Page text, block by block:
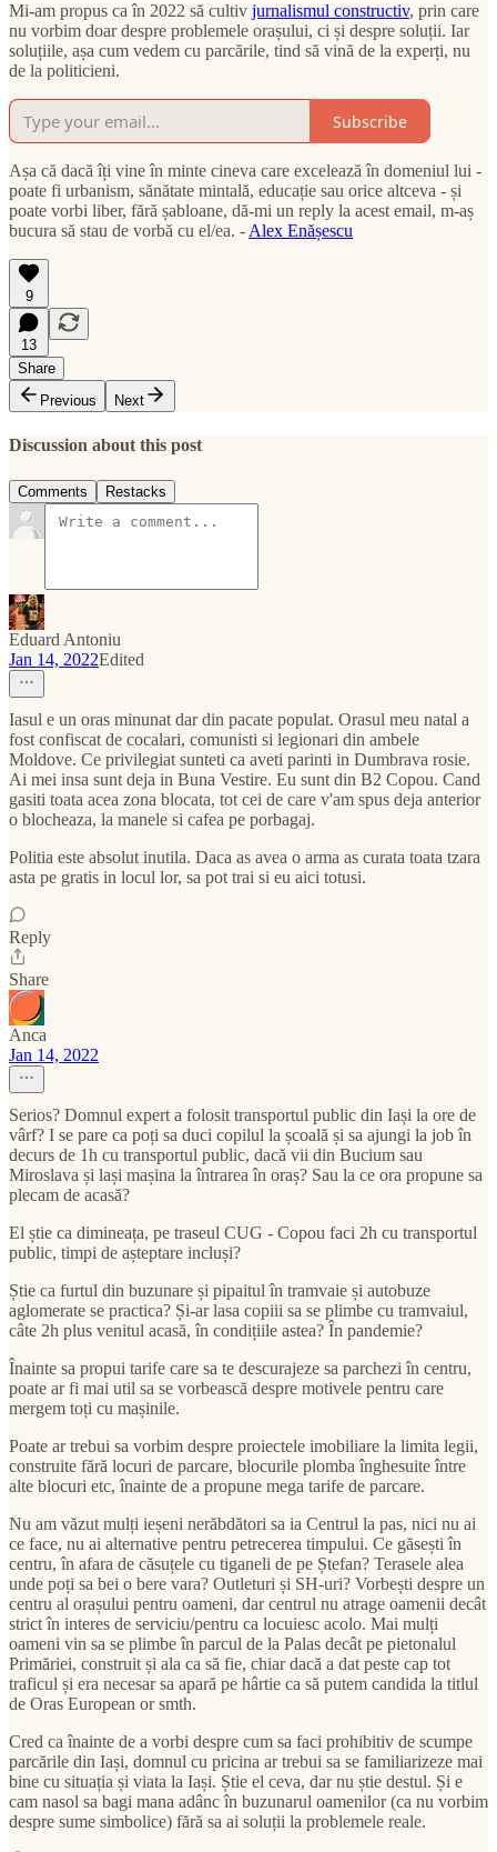
Mi-am propus ca în 2022 să cultiv jurnalismul constructiv, prin care
nu vorbim doar despre problemele orașului, ci și despre soluții. Iar
soluțiile, așa cum vedem cu parcările, tind să vină de la experți, nu
de la politicieni.
Subscribe
Așa că dacă îți vine în minte cineva care excelează în domeniul lui -
poate fi urbanism, sănătate mintală, educație sau orice altceva - și
poate vorbi liber, fără șabloane, dă-mi un reply la acest email, m-aș
bucura să stau de vorbă cu el/ea. - Alex Enășescu
9
13
Share
Previous
Next
Discussion about this post
Comments Restacks
Eduard Antoniu
Jan 14, 2022Edited
Iasul e un oras minunat dar din pacate populat. Orasul meu natal a
fost confiscat de cocalari, comunisti si legionari din ambele
Moldove. Ce privilegiat sunteti ca aveti parinti in Dumbrava rosie.
Ai mei insa sunt deja in Buna Vestire. Eu sunt din B2 Copou. Cand
gasiti toata acea zona blocata, tot cei de care v'am spus deja anterior
o blocheaza, la manele si cafea pe porbagaj.
Politia este absolut inutila. Daca as avea o arma as curata toata tzara
asta pe gratis in locul lor, sa pot trai si eu aici totusi.
Reply
Share
Anca
Jan 14, 2022
Serios? Domnul expert a folosit transportul public din Iași la ore de
vârf? I se pare ca poți sa duci copilul la școală și sa ajungi la job în
decurs de 1h cu transportul public, dacă vii din Bucium sau
Miroslava și lași mașina la întrarea în oraș? Sau la ce ora propune sa
plecam de acasă?
El știe ca dimineața, pe traseul CUG - Copou faci 2h cu transportul
public, timpi de așteptare incluși?
Știe ca furtul din buzunare și pipaitul în tramvaie și autobuze
aglomerate se practica? Și-ar lasa copiii sa se plimbe cu tramvaiul,
câte 2h plus venitul acasă, în condițiile astea? În pandemie?
Înainte sa propui tarife care sa te descurajeze sa parchezi în centru,
poate ar fi mai util sa se vorbească despre motivele pentru care
mergem toți cu mașinile.
Poate ar trebui sa vorbim despre proiectele imobiliare la limita legii,
construite fără locuri de parcare, blocurile plomba înghesuite între
alte blocuri etc, înainte de a propune mega tarife de parcare.
Nu am văzut mulți ieșeni nerăbdători sa ia Centrul la pas, nici nu ai
ce face, nu ai alternative pentru petrecerea timpului. Ce găsești în
centru, în afara de căsuțele cu tiganeli de pe Ștefan? Terasele alea
unde poți sa bei o bere vara? Outleturi și SH-uri? Vorbești despre un
centru al orașului pentru oameni, dar centrul nu atrage oamenii decât
strict în interes de serviciu/pentru ca locuiesc acolo. Mai mulți
oameni vin sa se plimbe în parcul de la Palas decât pe pietonalul
Primăriei, construit și ala ca să fie, chiar dacă a dat peste cap tot
traficul și era necesar sa apară pe hârtie ca să putem candida la titlul
de Oras European or smth.
Cred ca înainte de a vorbi despre cum sa faci prohibitiv de scumpe
parcările din Iași, domnul cu pricina ar trebui sa se familiarizeze mai
bine cu situația și viata la Iași. Știe el ceva, dar nu știe destul. Și e
cam nasol sa bagi mana adânc în buzunarul oamenilor (ca nu vorbim
despre sume simbolice) fără sa ai soluții la problemele reale.